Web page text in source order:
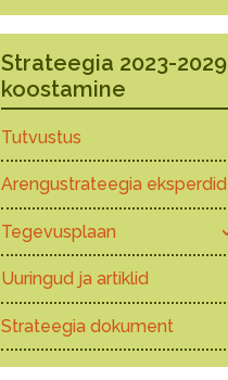
Strateegia 2023-2029
koostamine
Tutvustus
Arengustrateegia eksperdid
Tegevusplaan
Uuringud ja artiklid
Strateegia dokument